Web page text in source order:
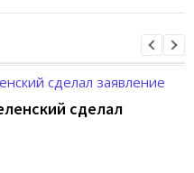
сделал